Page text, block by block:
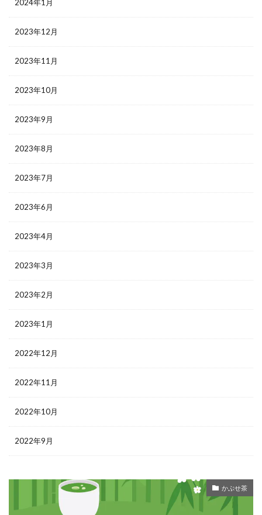
2024年1月
2023年12月
2023年11月
2023年10月
2023年9月
2023年8月
2023年7月
2023年6月
2023年4月
2023年3月
2023年2月
2023年1月
2022年12月
2022年11月
2022年10月
2022年9月
かぶせ茶